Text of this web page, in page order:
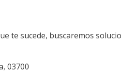
te sucede, buscaremos
03700